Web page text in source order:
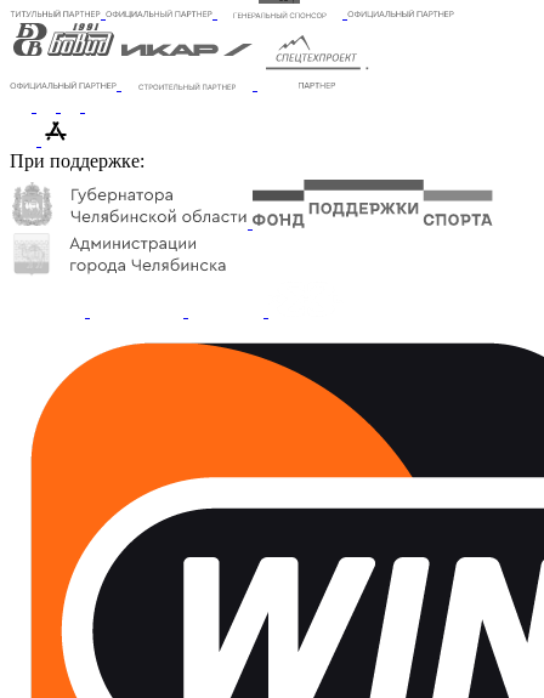
При поддержке: